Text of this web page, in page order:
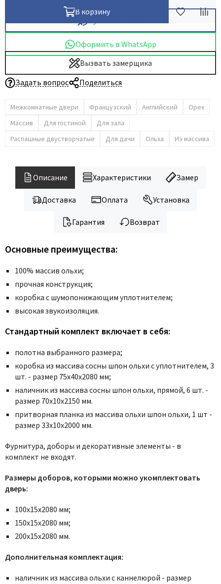
Fuaro
Griffwerk
HSU
Krona Koblenz
Komfort Doors
Legend
Line Doors
Lockstyle
Morelli
Optima Porte
Oro - Oro
Philips
Porte Vista
Portika
Poseidon
Profil Doors
Profilo Porte
Protector
Regidoors
Torex
Uberture
Venezia Unique
Verum
Viporte
Zadoor
В корзину
Оформить в WhatsApp
Вызвать замерщика
Задать вопрос
Поделиться
Межкомнатные двери Французский Английский
Орех
Массив
Для гостиной
Для зала
Распашные двустворчатые
Для дачи Ольха Из массива
Описание Характеристики Замер
Доставка Оплата Установка
Гарантия Возврат
Основные преимущества:
100% массив ольхи;
прочная конструкция;
коробка с шумопонижающим уплотнителем;
высокая звукоизоляция.
Стандартный комплект включает в себя:
полотна выбранного размера;
коробка из массива сосны шпон ольхи с уплотнителем, 3
шт. - размер 75x40x2080 мм;
наличник из массива сосны шпон ольхи, прямой, 6 шт. -
размер 70x10x2150 мм.
притворная планка из массива ольхи шпон ольхи, 1 шт -
размер 33х10х2000 мм.
Фурнитура, доборы и декоративные элементы - в
комплект не входят.
Размеры доборов, которыми можно укомплектовать
дверь:
100х15х2080 мм;
150х15х2080 мм;
200х15х2080 мм.
Дополнительная комплектация:
наличник из массива ольхи с каннелюрой - размер